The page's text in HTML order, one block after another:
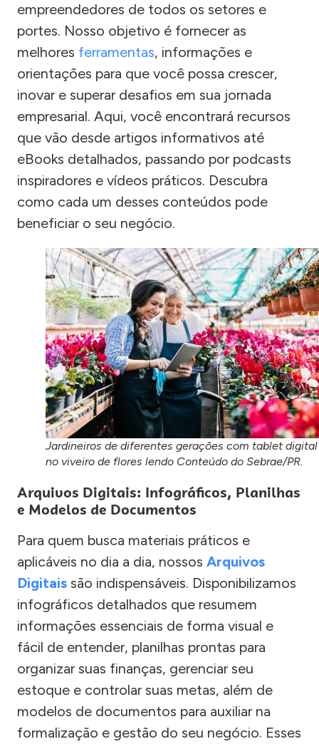
empreendedores de todos os setores e
portes. Nosso objetivo é fornecer as
melhores ferramentas, informações e
orientações para que você possa crescer,
inovar e superar desafios em sua jornada
empresarial. Aqui, você encontrará recursos
que vão desde artigos informativos até
eBooks detalhados, passando por podcasts
inspiradores e vídeos práticos. Descubra
como cada um desses conteúdos pode
beneficiar o seu negócio.
Jardineiros de diferentes gerações com tablet digital
no viveiro de flores lendo Conteúdo do Sebrae/PR.
Arquivos Digitais: Infográficos, Planilhas
e Modelos de Documentos
Para quem busca materiais práticos e
aplicáveis no dia a dia, nossos Arquivos
Digitais são indispensáveis. Disponibilizamos
infográficos detalhados que resumem
informações essenciais de forma visual e
fácil de entender, planilhas prontas para
organizar suas finanças, gerenciar seu
estoque e controlar suas metas, além de
modelos de documentos para auxiliar na
formalização e gestão do seu negócio. Esses